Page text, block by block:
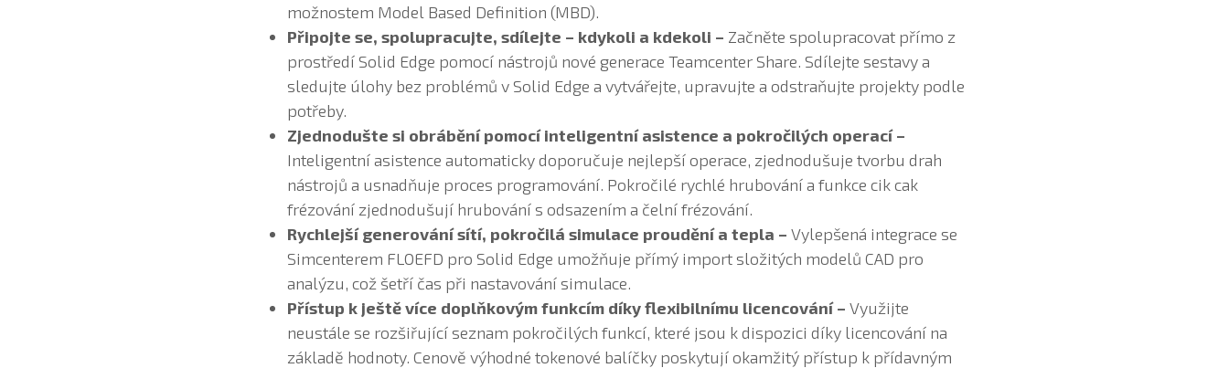
možnostem Model Based Definition (MBD).
Připojte se, spolupracujte, sdílejte – kdykoli a kdekoli – Začněte spolupracovat přímo z
prostředí Solid Edge pomocí nástrojů nové generace Teamcenter Share. Sdílejte sestavy a
sledujte úlohy bez problémů v Solid Edge a vytvářejte, upravujte a odstraňujte projekty podle
potřeby.
Zjednodušte si obrábění pomocí inteligentní asistence a pokročilých operací –
Inteligentní asistence automaticky doporučuje nejlepší operace, zjednodušuje tvorbu drah
nástrojů a usnadňuje proces programování. Pokročilé rychlé hrubování a funkce cik cak
frézování zjednodušují hrubování s odsazením a čelní frézování.
Rychlejší generování sítí, pokročilá simulace proudění a tepla – Vylepšená integrace se
Simcenterem FLOEFD pro Solid Edge umožňuje přímý import složitých modelů CAD pro
analýzu, což šetří čas při nastavování simulace.
Přístup k ještě více doplňkovým funkcím díky flexibilnímu licencování – Využijte
neustále se rozšiřující seznam pokročilých funkcí, které jsou k dispozici díky licencování na
základě hodnoty. Cenově výhodné tokenové balíčky poskytují okamžitý přístup k přídavným